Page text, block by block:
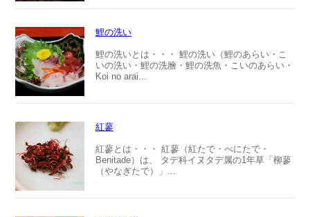
鯉の洗い
鯉の洗いとは・・・ 鯉の洗い（鯉のあらい・こ
いの洗い・鯉の洗膾・鯉の洗魚・こいのあらい・
Koi no arai...
紅蓼
紅蓼とは・・・ 紅蓼（紅たで・べにたで・
Benitade）は、 タデ科イヌタデ属の1年草「柳蓼
（やなぎたで）」...